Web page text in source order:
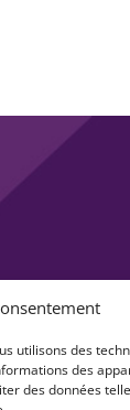
utilisons des
des
des données